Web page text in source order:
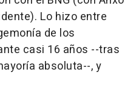
Lo hizo entre
de los
casi 16 años --tras
absoluta--, y